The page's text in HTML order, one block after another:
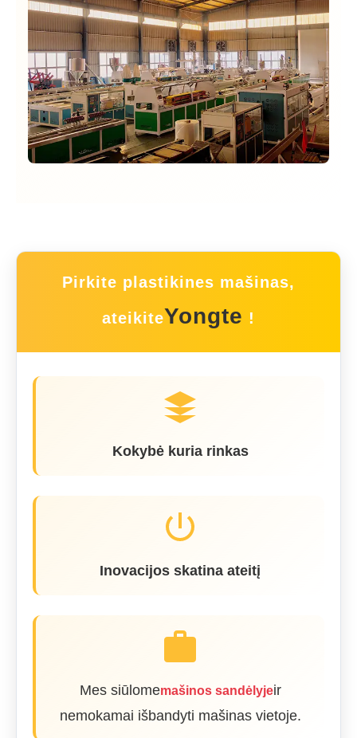
Pirkite plastikines mašinas,
ateikiteYongte !
Kokybė kuria rinkas
Inovacijos skatina ateitį
Mes siūlomemašinos sandėlyjeir
nemokamai išbandyti mašinas vietoje.